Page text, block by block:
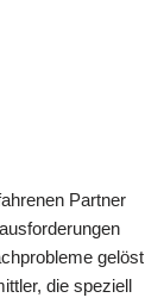
Partner
gelöst
die speziell